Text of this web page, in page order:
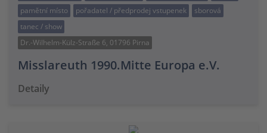
pamětní místo
pořadatel / předprodej vstupenek
sborová
tanec / show
Dr.-Wilhelm-Külz-Straße 6, 01796 Pirna
Misslareuth 1990.Mitte Europa e.V.
Detaily